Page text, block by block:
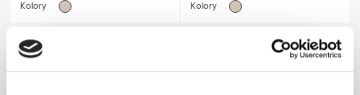
Kolory
Kolory